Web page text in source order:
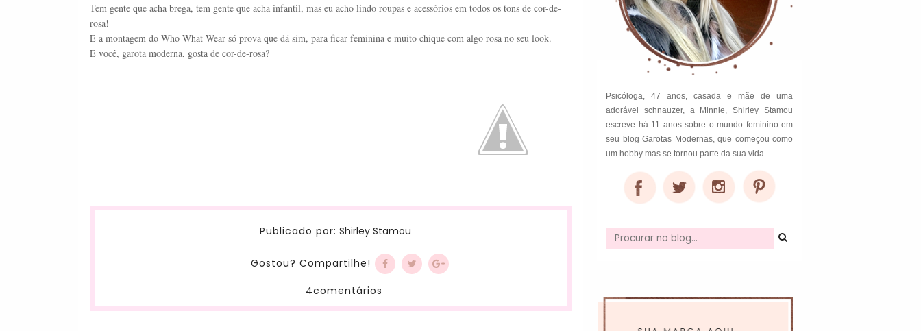
Tem gente que acha brega, tem gente que acha infantil, mas eu acho lindo roupas e acessórios em todos os tons de cor-de-
rosa!
E a montagem do Who What Wear só prova que dá sim, para ficar feminina e muito chique com algo rosa no seu look.
E você, garota moderna, gosta de cor-de-rosa?
Publicado por: Shirley Stamou
Gostou? Compartilhe!
4comentários
Psicóloga, 47 anos, casada e mãe de uma
adorável schnauzer, a Minnie, Shirley Stamou
escreve há 11 anos sobre o mundo feminino em
seu blog Garotas Modernas, que começou como
um hobby mas se tornou parte da sua vida.